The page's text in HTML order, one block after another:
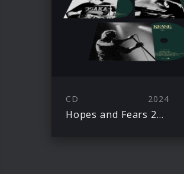
CD 2024
Hopes and Fears 20th Anniversary Edition